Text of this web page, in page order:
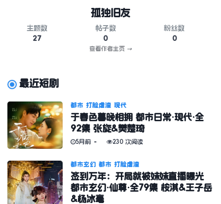
孤独旧友
主题数
27
帖子数
0
粉丝数
0
查看作者主页 →
最近短剧
都市 打脸虐渣 现代
于春色暮晚相拥 都市日常·现代·全
92集 张旋&樊楚琦
5月前 230 次阅读
都市玄幻 都市 打脸虐渣
签到万年：开局就被妹妹直播曝光
都市玄幻·仙尊·全79集 桉淇&王子岳
&杨冰毫